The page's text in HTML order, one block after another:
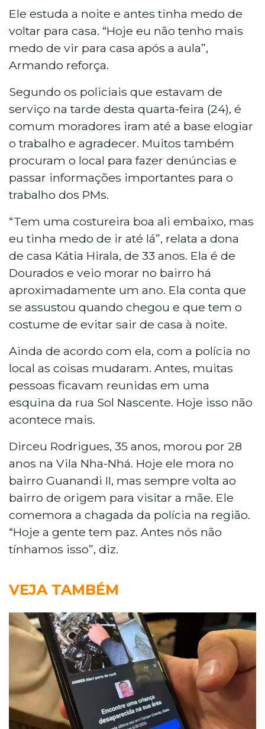
Ele estuda a noite e antes tinha medo de
voltar para casa. “Hoje eu não tenho mais
medo de vir para casa após a aula”,
Armando reforça.
Segundo os policiais que estavam de
serviço na tarde desta quarta-feira (24), é
comum moradores iram até a base elogiar
o trabalho e agradecer. Muitos também
procuram o local para fazer denúncias e
passar informações importantes para o
trabalho dos PMs.
“Tem uma costureira boa ali embaixo, mas
eu tinha medo de ir até lá”, relata a dona
de casa Kátia Hirala, de 33 anos. Ela é de
Dourados e veio morar no bairro há
aproximadamente um ano. Ela conta que
se assustou quando chegou e que tem o
costume de evitar sair de casa à noite.
Ainda de acordo com ela, com a polícia no
local as coisas mudaram. Antes, muitas
pessoas ficavam reunidas em uma
esquina da rua Sol Nascente. Hoje isso não
acontece mais.
Dirceu Rodrigues, 35 anos, morou por 28
anos na Vila Nha-Nhá. Hoje ele mora no
bairro Guanandi II, mas sempre volta ao
bairro de origem para visitar a mãe. Ele
comemora a chagada da polícia na região.
“Hoje a gente tem paz. Antes nós não
tínhamos isso”, diz.
VEJA TAMBÉM